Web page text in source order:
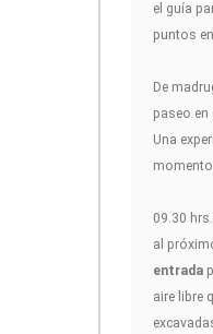
el guía
puntos
De
paseo en
Una
09.30
al
entrada
aire libre